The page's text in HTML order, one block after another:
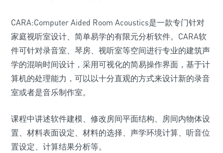
CARA:Computer Aided Room Acoustics是一款专门针对
家庭视听室设计、简单易学的有限元分析软件。CARA软
件可针对录音室、琴房、视听室等空间进行专业的建筑声
学的混响时间设计，采用可视化的简易操作界面，基于计
算机的处理能力，可以以十分直观的方式来设计新的录音
室或者是音乐制作室。
课程中讲述软件建模、修改房间平面结构、房间内物体设
置、材料表面设定、材料的选择、声学环境计算、听音位
置设定、计算结果分析等。